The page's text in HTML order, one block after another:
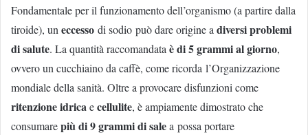
Fondamentale per il funzionamento dell’organismo (a partire dalla
tiroide), un eccesso di sodio può dare origine a diversi problemi
di salute. La quantità raccomandata è di 5 grammi al giorno,
ovvero un cucchiaino da caffè, come ricorda l’Organizzazione
mondiale della sanità. Oltre a provocare disfunzioni come
ritenzione idricaecellulite, è ampiamente dimostrato che
consumarepiù di 9 grammi di salea possa portare